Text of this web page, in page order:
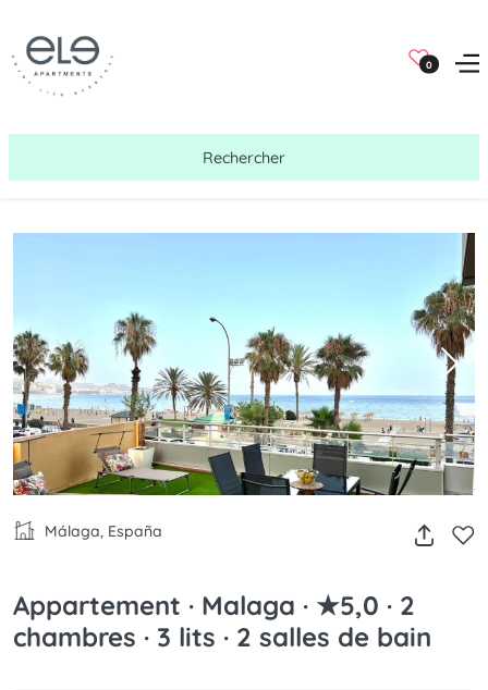
0
Rechercher
Málaga, España
Appartement · Malaga · ★5,0 · 2
chambres · 3 lits · 2 salles de bain